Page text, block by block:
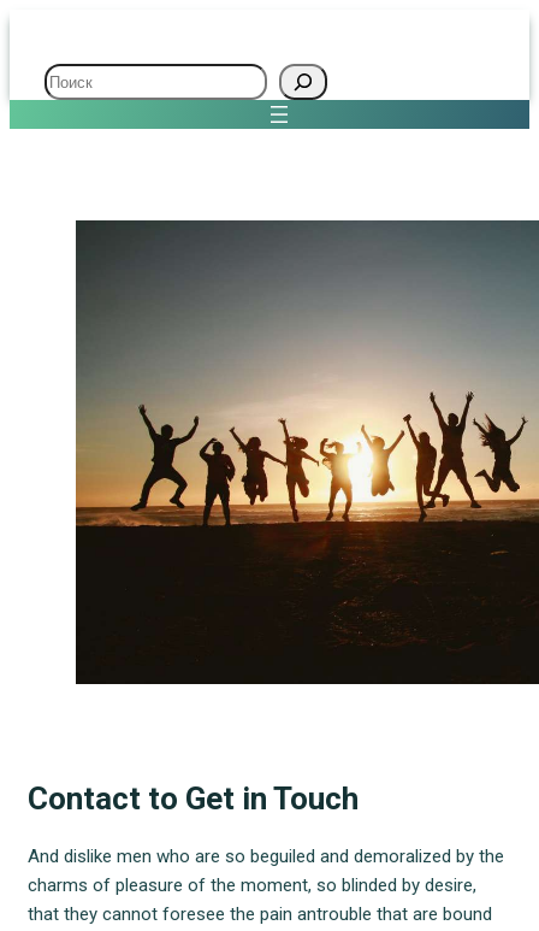
Поиск
Contact to Get in Touch
And dislike men who are so beguiled and demoralized by the
charms of pleasure of the moment, so blinded by desire,
that they cannot foresee the pain antrouble that are bound